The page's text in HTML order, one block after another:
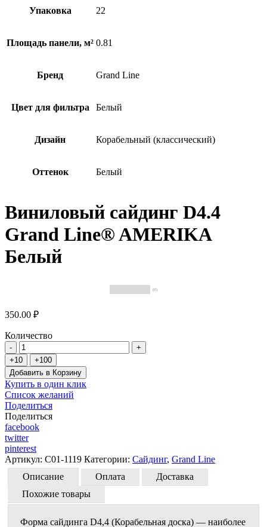
Упаковка 22
Площадь панели, м² 0.81
Бренд Grand Line
Цвет для фильтра Белый
Дизайн Корабельный (классический)
Оттенок Белый
Виниловый сайдинг D4.4
Grand Line® AMERIKA
Белый
(0)
350.00 ₽
Количество
Добавить в Корзину
Купить в один клик
Список желаний
Поделиться
Поделиться
facebook
twitter
pinterest
Артикул: C01-1119 Категории: Сайдинг, Grand Line
Описание
Оплата
Доставка
Похожие товары
Форма сайдинга D4,4 (Корабельная доска) — наиболее